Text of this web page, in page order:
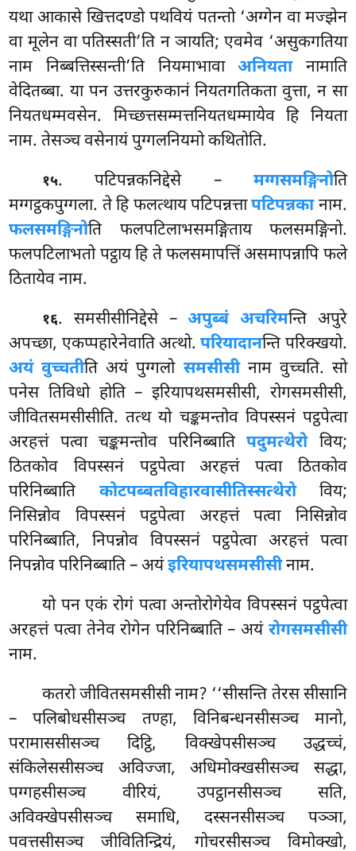
यथा आकासे खित्तदण्डो पथवियं पतन्तो ‘अग्गेन वा मज्झेन
वा मूलेन वा पतिस्सती’ति न ञायति; एवमेव ‘असुकगतिया
नाम निब्बत्तिस्सन्ती’ति नियमाभावाअनियतानामाति
वेदितब्बा. या पन उत्तरकुरुकानं नियतगतिकतावुत्ता, न सा
नियतधम्मवसेन. मिच्छत्तसम्मत्तनियतधम्मायेव हि नियता
नाम. तेसञ्च वसेनायं पुग्गलनियमो कथितोति.
१५. पटिपन्नकनिद्देसे – मग्गसमङ्गिनोति
मग्गट्ठकपुग्गला. ते हि फलत्थाय पटिपन्नत्तापटिपन्नकानाम.
फलसमङ्गिनोति फलपटिलाभसमङ्गिताय फलसमङ्गिनो.
फलपटिलाभतो पट्ठाय हि ते फलसमापत्तिं असमापन्नापि फले
ठितायेव नाम.
१६. समसीसीनिद्देसे –अपुब्बं अचरिमन्ति अपुरे
अपच्छा, एकप्पहारेनेवाति अत्थो.परियादानन्ति परिक्खयो.
अयं वुच्चतीति अयं पुग्गलो समसीसीनाम वुच्चति. सो
पनेस तिविधो होति – इरियापथसमसीसी, रोगसमसीसी,
जीवितसमसीसीति. तत्थ यो चङ्कमन्तोव विपस्सनं पट्ठपेत्वा
अरहत्तं पत्वा चङ्कमन्तोव परिनिब्बातिपदुमत्थेरोविय;
ठितकोव विपस्सनं पट्ठपेत्वा अरहत्तं पत्वा ठितकोव
परिनिब्बाति कोटपब्बतविहारवासीतिस्सत्थेरोविय;
निसिन्नोव विपस्सनं पट्ठपेत्वा अरहत्तं पत्वा निसिन्नोव
परिनिब्बाति, निपन्नोव विपस्सनं पट्ठपेत्वा अरहत्तं पत्वा
निपन्नोव परिनिब्बाति – अयंइरियापथसमसीसीनाम.
यो पन एकं रोगं पत्वा अन्तोरोगेयेव विपस्सनं पट्ठपेत्वा
अरहत्तं पत्वा तेनेव रोगेन परिनिब्बाति – अयं रोगसमसीसी
नाम.
कतरोजीवितसमसीसी नाम? ‘‘सीसन्ति तेरस सीसानि
– पलिबोधसीसञ्च तण्हा, विनिबन्धनसीसञ्च मानो,
परामाससीसञ्च दिट्ठि, विक्खेपसीसञ्च उद्धच्चं,
संकिलेससीसञ्च अविज्जा, अधिमोक्खसीसञ्च सद्धा,
पग्गहसीसञ्च वीरियं, उपट्ठानसीसञ्च सति,
अविक्खेपसीसञ्च समाधि, दस्सनसीसञ्च पञ्ञा,
पवत्तसीसञ्च जीवितिन्द्रियं, गोचरसीसञ्च विमोक्खो,